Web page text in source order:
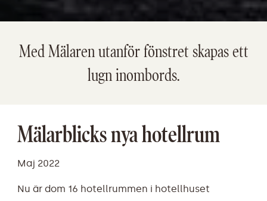
Med Mälaren utanför fönstret skapas ett
lugn inombords.
Mälarblicks nya hotellrum
Maj 2022
Nu är dom 16 hotellrummen i hotellhuset